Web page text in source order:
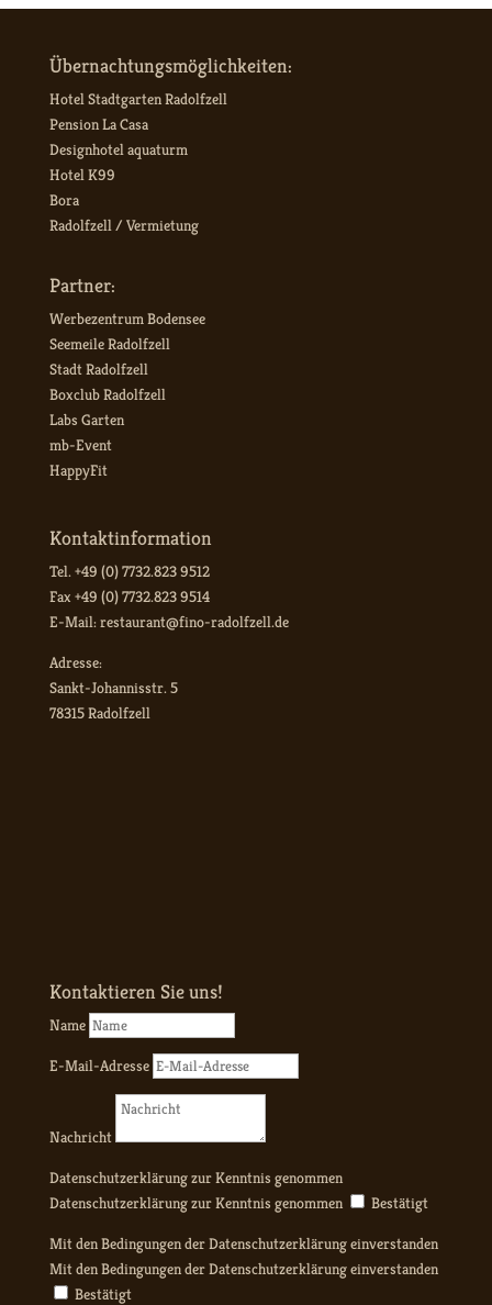
Übernachtungsmöglichkeiten:
Hotel Stadtgarten Radolfzell
Pension La Casa
Designhotel aquaturm
Hotel K99
Bora
Radolfzell / Vermietung
Partner:
Werbezentrum Bodensee
Seemeile Radolfzell
Stadt Radolfzell
Boxclub Radolfzell
Labs Garten
mb-Event
HappyFit
Kontaktinformation
Tel. +49 (0) 7732.823 9512
Fax +49 (0) 7732.823 9514
E-Mail: restaurant@fino-radolfzell.de
Adresse:
Sankt-Johannisstr. 5
78315 Radolfzell
Kontaktieren Sie uns!
Name
E-Mail-Adresse
Nachricht
Datenschutzerklärung zur Kenntnis genommen
Datenschutzerklärung zur Kenntnis genommen
Bestätigt
Mit den Bedingungen der Datenschutzerklärung einverstanden
Mit den Bedingungen der Datenschutzerklärung einverstanden
Bestätigt